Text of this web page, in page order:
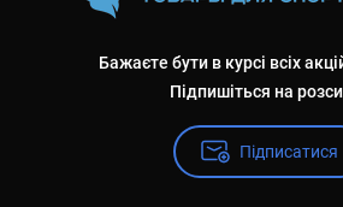
Бажаєте бути в курсі всіх
Підпишіться на
Підписатися